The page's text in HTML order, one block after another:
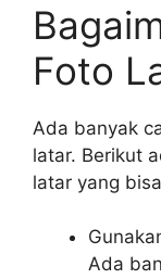
Foto
Ada banyak
latar. Berikut
latar yang
Ada